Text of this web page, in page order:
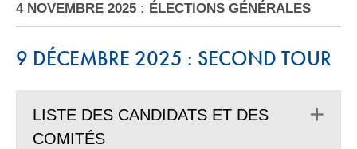
4 NOVEMBRE 2025 : ÉLECTIONS GÉNÉRALES
9 DÉCEMBRE 2025 : SECOND TOUR
LISTE DES CANDIDATS ET DES
COMITÉS